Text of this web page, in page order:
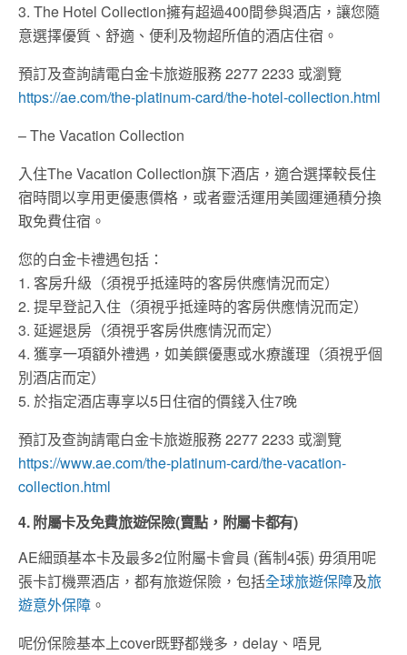
3. The Hotel Collection擁有超過400間參與酒店，讓您隨
意選擇優質、舒適、便利及物超所值的酒店住宿。
預訂及查詢請電白金卡旅遊服務 2277 2233 或瀏覽
https://ae.com/the-platinum-card/the-hotel-collection.html
– The Vacation Collection
入住The Vacation Collection旗下酒店，適合選擇較長住
宿時間以享用更優惠價格，或者靈活運用美國運通積分換
取免費住宿。
您的白金卡禮遇包括：
1. 客房升級（須視乎抵達時的客房供應情況而定）
2. 提早登記入住（須視乎抵達時的客房供應情況而定）
3. 延遲退房（須視乎客房供應情況而定）
4. 獲享一項額外禮遇，如美饌優惠或水療護理（須視乎個
別酒店而定）
5. 於指定酒店專享以5日住宿的價錢入住7晚
預訂及查詢請電白金卡旅遊服務 2277 2233 或瀏覽
https://www.ae.com/the-platinum-card/the-vacation-
collection.html
4. 附屬卡及免費旅遊保險(賣點，附屬卡都有)
AE細頭基本卡及最多2位附屬卡會員 (舊制4張) 毋須用呢
張卡訂機票酒店，都有旅遊保險，包括全球旅遊保障及旅
遊意外保障 。
呢份保險基本上cover既野都幾多，delay、唔見